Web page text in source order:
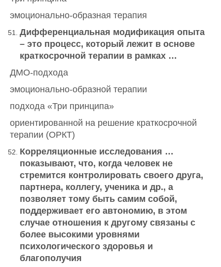
эмоционально-образная терапия
Дифференциальная модификация опыта
– это процесс, который лежит в основе
краткосрочной терапии в рамках …
ДМО-подхода
эмоционально-образной терапии
подхода «Три принципа»
ориентированной на решение краткосрочной
терапии (ОРКТ)
Корреляционные исследования …
показывают, что, когда человек не
стремится контролировать своего друга,
партнера, коллегу, ученика и др., а
позволяет тому быть самим собой,
поддерживает его автономию, в этом
случае отношения к другому связаны с
более высокими уровнями
психологического здоровья и
благополучия